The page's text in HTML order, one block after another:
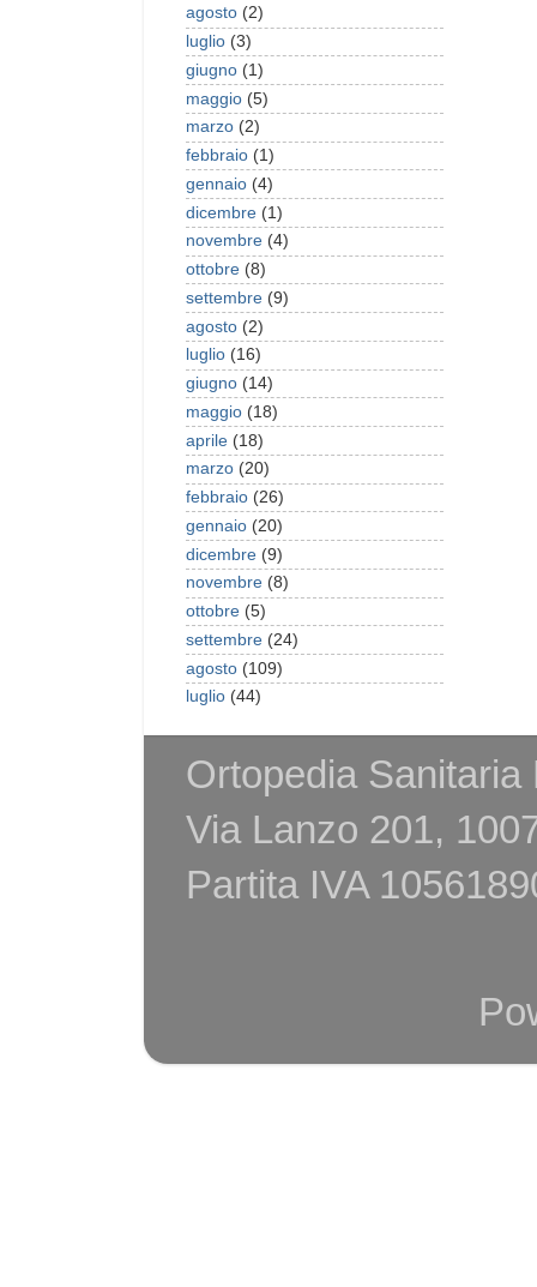
agosto (2)
luglio (3)
giugno (1)
maggio (5)
marzo (2)
febbraio (1)
gennaio (4)
dicembre (1)
novembre (4)
ottobre (8)
settembre (9)
agosto (2)
luglio (16)
giugno (14)
maggio (18)
aprile (18)
marzo (20)
febbraio (26)
gennaio (20)
dicembre (9)
novembre (8)
ottobre (5)
settembre (24)
agosto (109)
luglio (44)
Ortopedia Sanitaria
Via Lanzo 201,
Partita IVA